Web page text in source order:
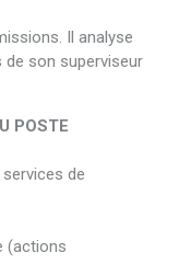
Il analyse
son superviseur
POSTE
de
(actions